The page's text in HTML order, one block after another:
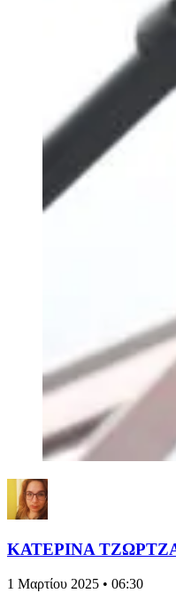
ΚΑΤΕΡΙΝΑ
1 Μαρτίου 2025 • 06:30